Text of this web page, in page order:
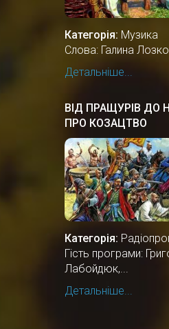
Категорія: Музика
Слова: Галина Лозко
Детальніше...
ВІД ПРАЩУРІВ ДО
ПРО КОЗАЦТВО
Категорія:
Гість програми:
Лабойдюк,...
Детальніше...